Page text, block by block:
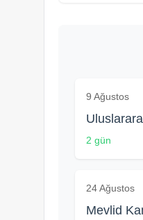
9 Ağustos
2 gün
24 Ağustos
Mevlid